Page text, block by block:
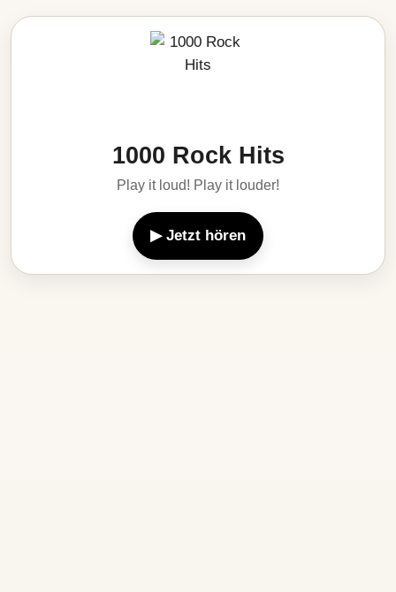
1000 Rock Hits
Play it loud! Play it louder!
▶ Jetzt hören